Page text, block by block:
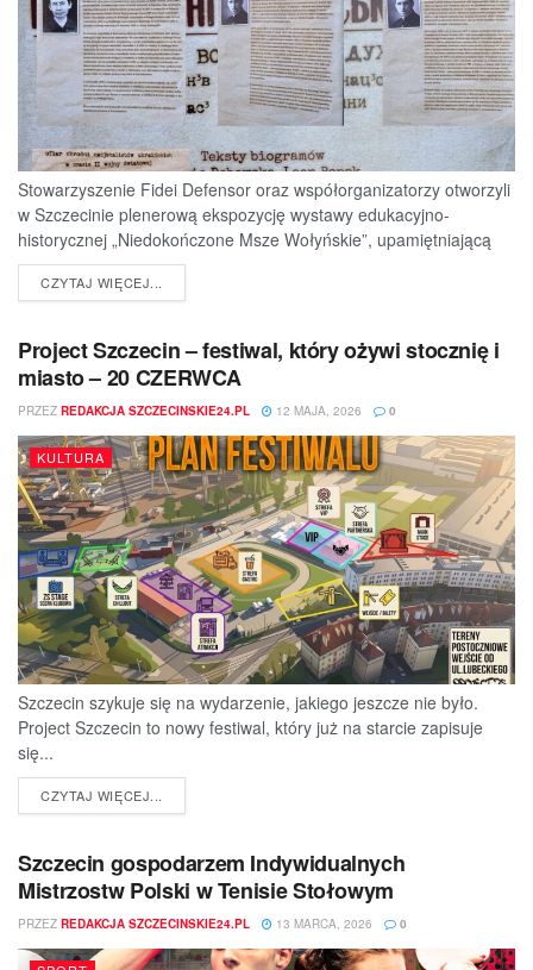
Stowarzyszenie Fidei Defensor oraz współorganizatorzy otworzyli
w Szczecinie plenerową ekspozycję wystawy edukacyjno-
historycznej „Niedokończone Msze Wołyńskie”, upamiętniającą
ofiary jednej z najtragiczniejszych...
CZYTAJ WIĘCEJ...
Project Szczecin – festiwal, który ożywi stocznię i
miasto – 20 CZERWCA
PRZEZ REDAKCJA SZCZECINSKIE24.PL 12 MAJA, 2026 0
KULTURA
Szczecin szykuje się na wydarzenie, jakiego jeszcze nie było.
Project Szczecin to nowy festiwal, który już na starcie zapisuje
się...
CZYTAJ WIĘCEJ...
Szczecin gospodarzem Indywidualnych
Mistrzostw Polski w Tenisie Stołowym
PRZEZ REDAKCJA SZCZECINSKIE24.PL 13 MARCA, 2026 0